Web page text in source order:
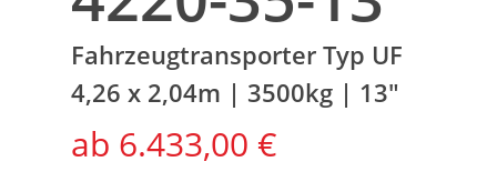
Fahrzeugtransporter Typ UF
4,26 x 2,04m | 3500kg | 13″
6.433,00 €